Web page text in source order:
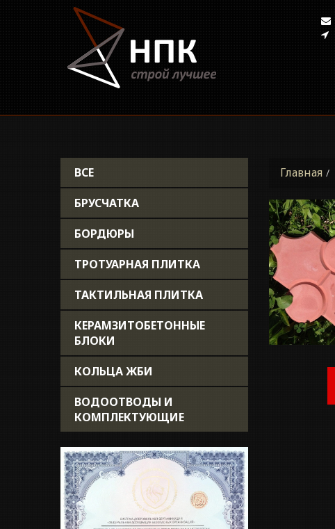
ВСЕ
БРУСЧАТКА
БОРДЮРЫ
ТРОТУАРНАЯ ПЛИТКА
ТАКТИЛЬНАЯ ПЛИТКА
КЕРАМЗИТОБЕТОННЫЕ
БЛОКИ
КОЛЬЦА ЖБИ
ВОДООТВОДЫ И
КОМПЛЕКТУЮЩИЕ
Главная